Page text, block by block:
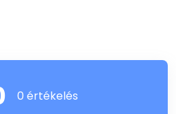
0 értékelés